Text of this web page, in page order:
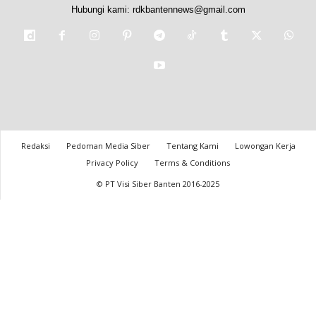
Hubungi kami: rdkbantennews@gmail.com
Redaksi Pedoman Media Siber Tentang Kami
Lowongan Kerja
Privacy Policy
Terms & Conditions
© PT Visi Siber Banten 2016-2025